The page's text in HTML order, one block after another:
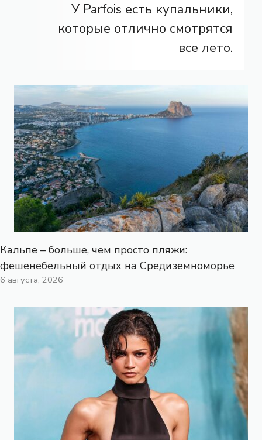
У Parfois есть купальники,
которые отлично смотрятся
все лето.
Кальпе – больше, чем просто пляжи:
фешенебельный отдых на Средиземноморье
6 августа, 2026